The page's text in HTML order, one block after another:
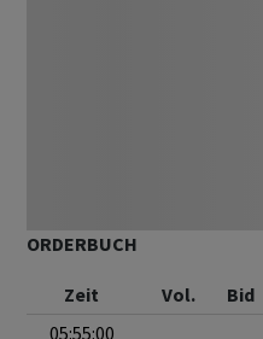
ORDERBUCH
Zeit Vol. Bid
05:55:00